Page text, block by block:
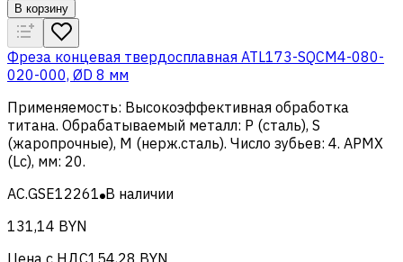
В корзину
Фреза концевая твердосплавная ATL173-SQCM4-080-
020-000, ØD 8 мм
Применяемость: Высокоэффективная обработка
титана. Обрабатываемый металл: Р (сталь), S
(жаропрочные), M (нерж.сталь). Число зубьев: 4. APMX
(Lc), мм: 20.
AC.GSE12261 В наличии
131,14 BYN
Цена с НДС154,28 BYN